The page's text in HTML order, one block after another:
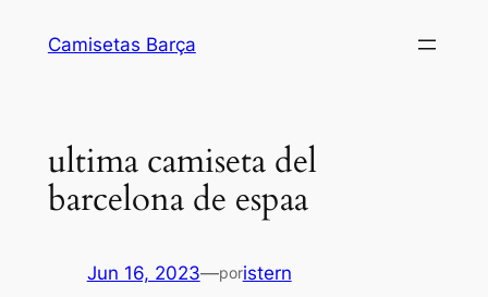
Camisetas Barça
ultima camiseta del
barcelona de espaa
Jun 16, 2023—poristern